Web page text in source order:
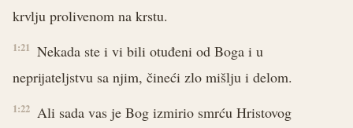
krvlju prolivenom na krstu.
1:21 Nekada ste i vi bili otuđeni od Boga i u
neprijateljstvu sa njim, čineći zlo mišlju i delom.
1:22 Ali sada vas je Bog izmirio smrću Hristovog